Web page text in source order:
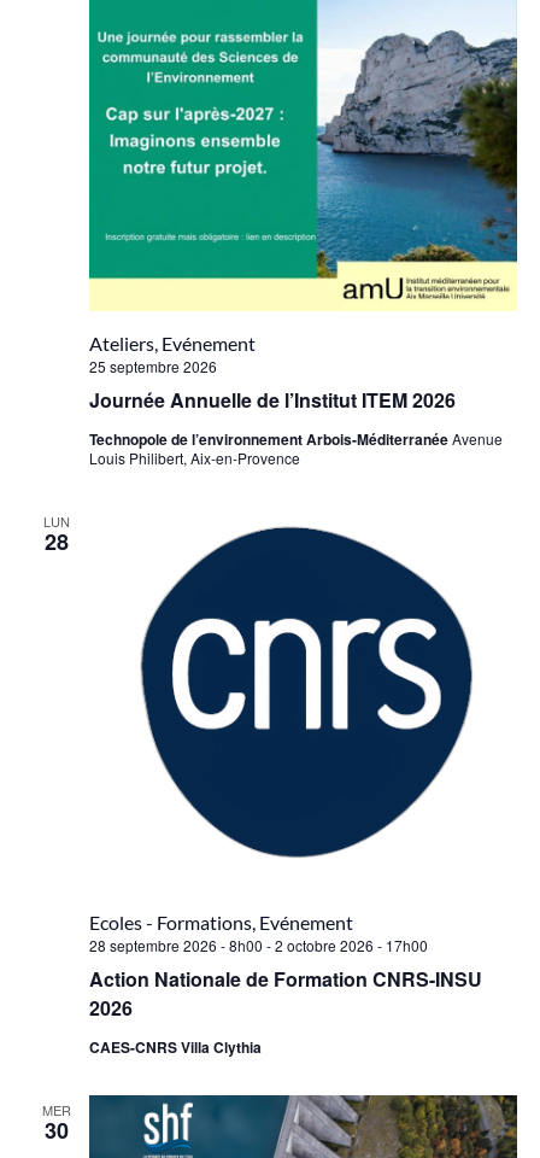
25 septembre 2026
Journée Annuelle de l’Institut ITEM 2026
Ateliers, Evénement
Technopole de l’environnement Arbois-MéditerranéeAvenue
Louis Philibert, Aix-en-Provence
LUN
28
28 septembre 2026 - 8h00 -2 octobre 2026 - 17h00
Action Nationale de Formation CNRS-INSU
2026
Ecoles - Formations, Evénement
CAES-CNRS Villa Clythia
MER
30